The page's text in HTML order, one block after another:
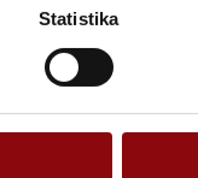
Statistika